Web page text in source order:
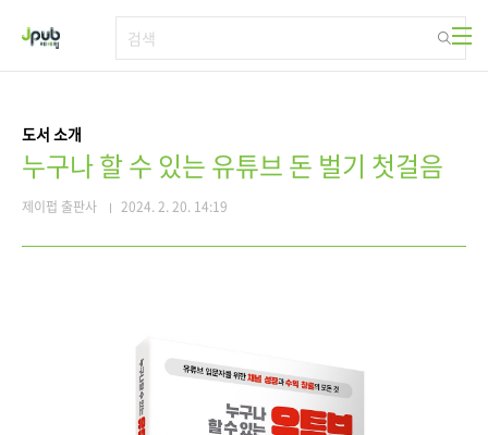
도서 소개
누구나 할 수 있는 유튜브 돈 벌기 첫걸음
제이펍 출판사 2024. 2. 20. 14:19